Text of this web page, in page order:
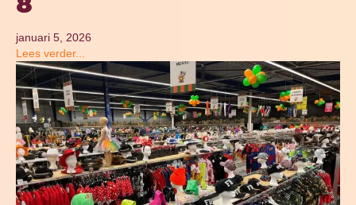
januari 5, 2026
Lees verder...